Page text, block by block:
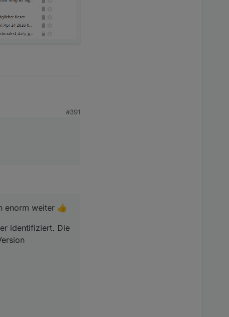
#391
enorm weiter 👍
identifiziert. Die